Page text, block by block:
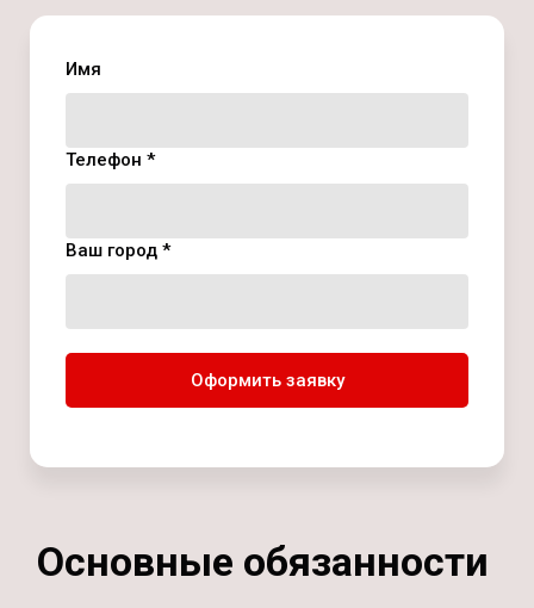
Имя
Телефон *
Ваш город *
Оформить заявку
Основные обязанности